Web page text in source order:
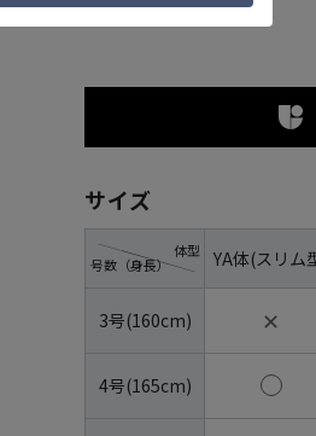
ネイビー
サイズ
号数（身長）
体型 YA体(スリム
3号(160cm) ✕
4号(165cm)